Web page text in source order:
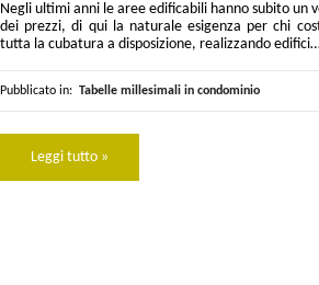
Negli ultimi anni le aree edificabili hanno subito un
dei prezzi, di qui la naturale esigenza per chi
tutta la cubatura a disposizione, realizzando
Pubblicato in: Tabelle millesimali in condominio
Leggi tutto »